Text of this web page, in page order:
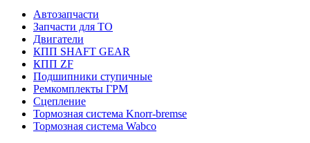
Автозапчасти
Запчасти для ТО
Двигатели
КПП SHAFT GEAR
КПП ZF
Подшипники ступичные
Ремкомплекты ГРМ
Сцепление
Тормозная система Knorr-bremse
Тормозная система Wabco